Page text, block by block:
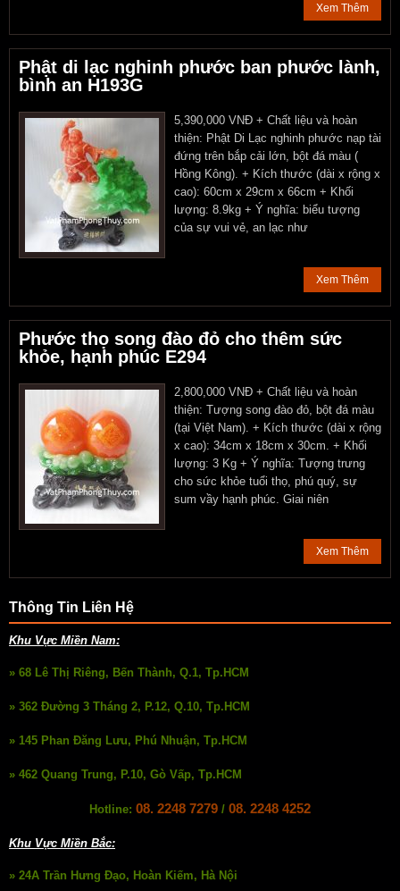
Xem Thêm
Phật di lạc nghinh phước ban phước lành,
bình an H193G
5,390,000 VNĐ + Chất liệu và hoàn
thiện: Phật Di Lạc nghinh phước nạp tài
đứng trên bắp cải lớn, bột đá màu (
Hồng Kông). + Kích thước (dài x rộng x
cao): 60cm x 29cm x 66cm + Khối
lượng: 8.9kg + Ý nghĩa: biểu tượng
của sự vui vẻ, an lạc như
Xem Thêm
Phước thọ song đào đỏ cho thêm sức
khỏe, hạnh phúc E294
2,800,000 VNĐ + Chất liệu và hoàn
thiện: Tượng song đào đỏ, bột đá màu
(tại Việt Nam). + Kích thước (dài x rộng
x cao): 34cm x 18cm x 30cm. + Khối
lượng: 3 Kg + Ý nghĩa: Tượng trưng
cho sức khỏe tuổi thọ, phú quý, sự
sum vầy hạnh phúc. Giai niên
Xem Thêm
Thông Tin Liên Hệ
Khu Vực Miền Nam:
» 68 Lê Thị Riêng, Bến Thành, Q.1, Tp.HCM
» 362 Đường 3 Tháng 2, P.12, Q.10, Tp.HCM
» 145 Phan Đăng Lưu, Phú Nhuận, Tp.HCM
» 462 Quang Trung, P.10, Gò Vấp, Tp.HCM
Hotline: 08. 2248 7279 / 08. 2248 4252
Khu Vực Miền Bắc:
» 24A Trần Hưng Đạo, Hoàn Kiếm, Hà Nội